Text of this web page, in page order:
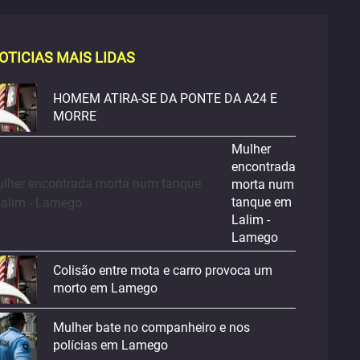
MAIS LIDAS
HOMEM ATIRA-SE DA PONTE DA A24 E
MORRE
Mulher
encontrada
morta num
tanque em
Lalim -
Lamego
Colisão entre mota e carro provoca um
morto em Lamego
Mulher bate no companheiro e nos
polícias em Lamego